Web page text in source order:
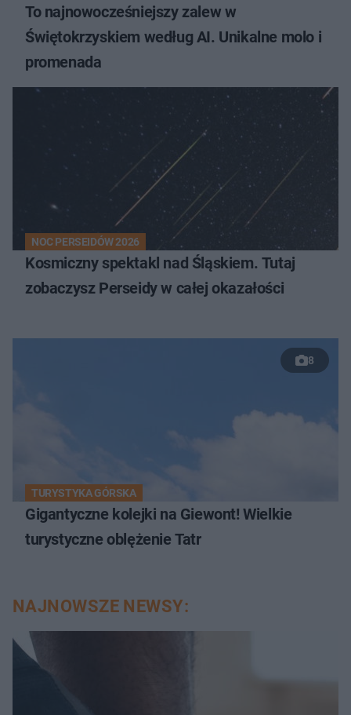
To najnowocześniejszy zalew w
Świętokrzyskiem według AI. Unikalne molo i
promenada
NOC PERSEIDÓW 2026
Kosmiczny spektakl nad Śląskiem. Tutaj
zobaczysz Perseidy w całej okazałości
8
TURYSTYKA GÓRSKA
Gigantyczne kolejki na Giewont! Wielkie
turystyczne oblężenie Tatr
NAJNOWSZE NEWSY: